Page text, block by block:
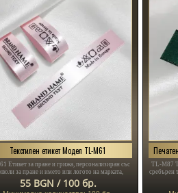
Текстилен етикет Модел TL-M61
Етикет за пране и грижа, персонализиран със
за пране и името или логото на марката,
TL-61, подходящ за всякакви текстилни
продукти, особено дрехи.
55 BGN / 100 бр.
TL-M87
сребърен